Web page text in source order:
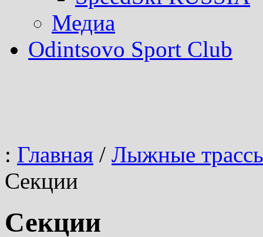
Медиа
Odintsovo Sport Club
: Главная / Лыжные
Секции
Секции